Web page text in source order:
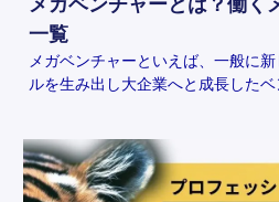
一覧
メガベンチャーといえば、一般に
ルを生み出し大企業へと成長した